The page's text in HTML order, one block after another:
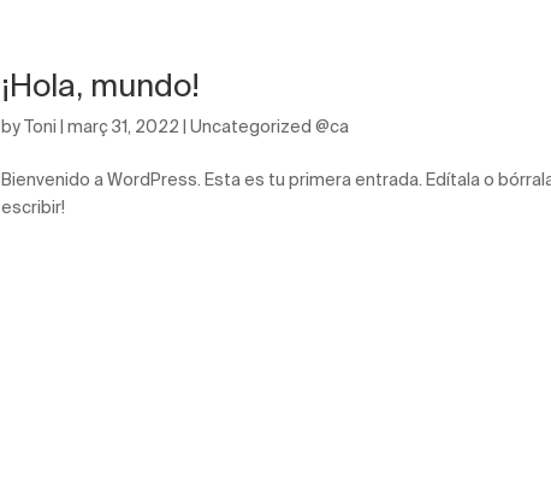
¡Hola, mundo!
byToni |març 31, 2022 |Uncategorized @ca
Bienvenido a WordPress. Esta es tu primera entrada. Edítala o
escribir!